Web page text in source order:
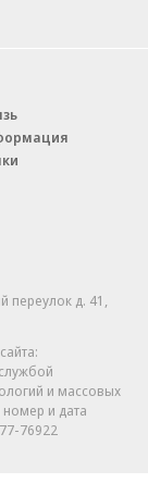
переулок д. 41,
и массовых
и дата
76922